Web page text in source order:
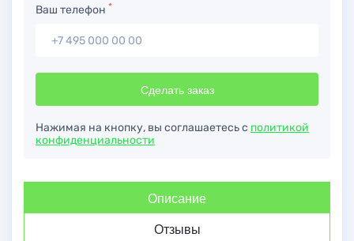
Ваш телефон *
Сделать заказ
Нажимая на кнопку, вы соглашаетесь с политикой
конфиденциальности
Описание
Отзывы